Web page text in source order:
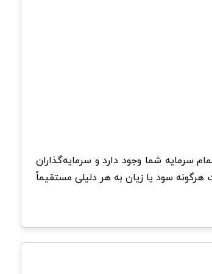
سرمایه شما وجود دارد و سرمایه‌گذاران
هرگونه سود یا زیان به هر دلیلی مستقیماً